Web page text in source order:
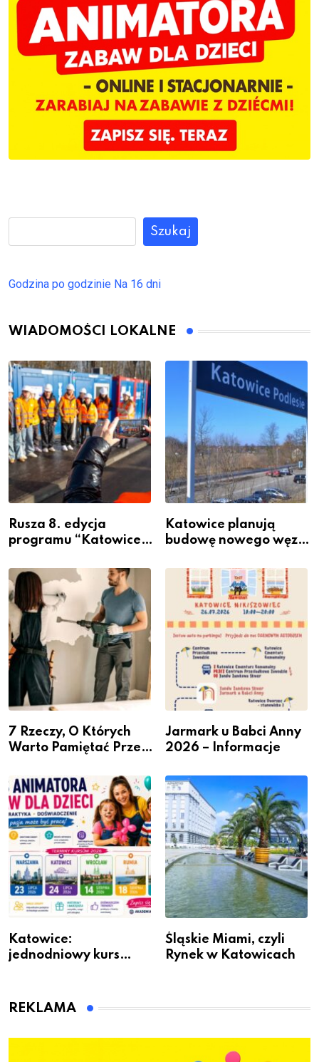
Szukaj
Godzina po godzinie Na 16 dni
WIADOMOŚCI LOKALNE
Rusza 8. edycja
programu “Katowice
– nabór dla
przedsiębiorców
Katowice planują
budowę nowego węzła
Podlesiu
7 Rzeczy, O Których
Warto Pamiętać Przed
Jarmark u Babci Anny
2026 – Informacje
Katowice:
jednodniowy kurs
dzieci
Śląskie Miami, czyli
Rynek w Katowicach
REKLAMA